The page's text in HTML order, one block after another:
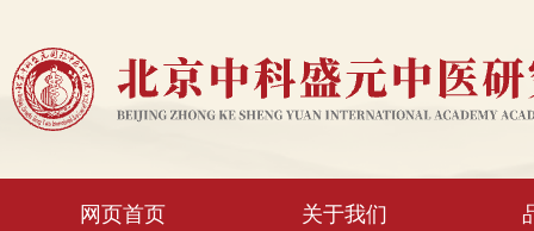
网页首页 关于我们